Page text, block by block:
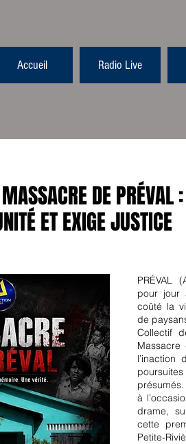
Accueil Radio Live
DE
ET EXIGE JUSTICE
PRÉVAL
pour jour
coûté la
de
Collectif
Massacre
l’inaction
à
drame,
cette
Petite-